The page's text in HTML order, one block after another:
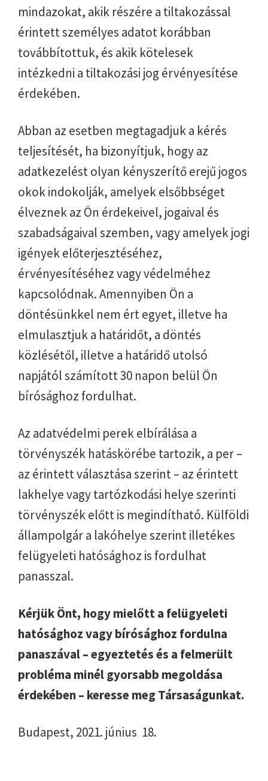
mindazokat, akik részére a tiltakozással
érintett személyes adatot korábban
továbbítottuk, és akik kötelesek
intézkedni a tiltakozási jog érvényesítése
érdekében.
Abban az esetben megtagadjuk a kérés
teljesítését, ha bizonyítjuk, hogy az
adatkezelést olyan kényszerítő erejű jogos
okok indokolják, amelyek elsőbbséget
élveznek az Ön érdekeivel, jogaival és
szabadságaival szemben, vagy amelyek jogi
igények előterjesztéséhez,
érvényesítéséhez vagy védelméhez
kapcsolódnak. Amennyiben Ön a
döntésünkkel nem ért egyet, illetve ha
elmulasztjuk a határidőt, a döntés
közlésétől, illetve a határidő utolsó
napjától számított 30 napon belül Ön
bírósághoz fordulhat.
Az adatvédelmi perek elbírálása a
törvényszék hatáskörébe tartozik, a per –
az érintett választása szerint – az érintett
lakhelye vagy tartózkodási helye szerinti
törvényszék előtt is megindítható. Külföldi
állampolgár a lakóhelye szerint illetékes
felügyeleti hatósághoz is fordulhat
panasszal.
Kérjük Önt, hogy mielőtt a felügyeleti
hatósághoz vagy bírósághoz fordulna
panaszával – egyeztetés és a felmerült
probléma minél gyorsabb megoldása
érdekében – keresse meg Társaságunkat.
Budapest, 2021. június 18.